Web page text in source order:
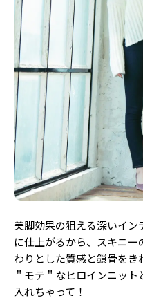
新規会員登録
美脚効果の狙える深いイン
に仕上がるから、スキニ
わりとした質感と鎖骨をき
＂モテ＂なヒロインニッ
入れちゃって！